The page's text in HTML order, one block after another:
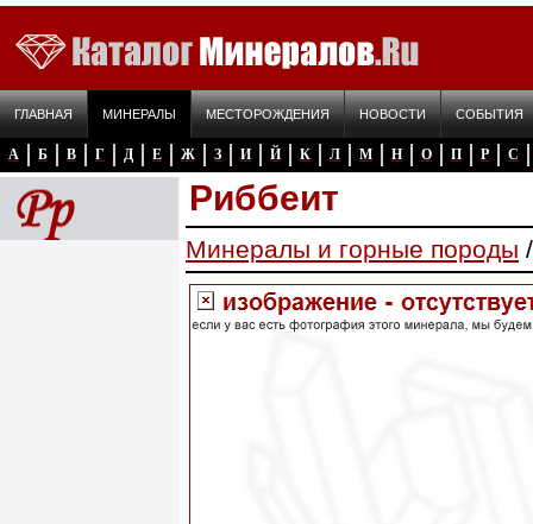
ГЛАВНАЯ МИНЕРАЛЫ МЕСТОРОЖДЕНИЯ НОВОСТИ СОБЫТИЯ
А Б В Г Д Е Ж З И Й К Л М Н О П Р С
Риббеит
Минералы и горные породы